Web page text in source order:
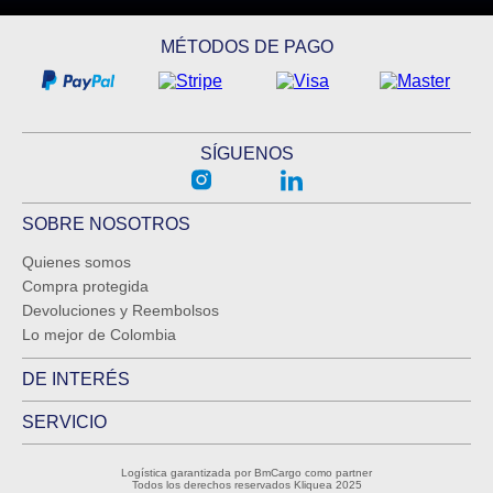
MÉTODOS DE PAGO
SÍGUENOS
SOBRE NOSOTROS
Quienes somos
Compra protegida
Devoluciones y Reembolsos
Lo mejor de Colombia
DE INTERÉS
SERVICIO
Logística garantizada por BmCargo como partner
Todos los derechos reservados Kliquea 2025